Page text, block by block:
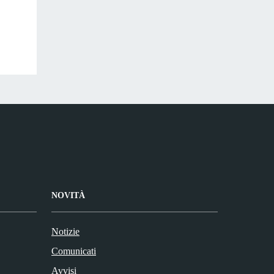
NOVITÀ
Notizie
Comunicati
Avvisi